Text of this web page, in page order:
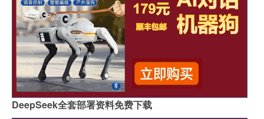
DeepSeek全套部署资料免费下载